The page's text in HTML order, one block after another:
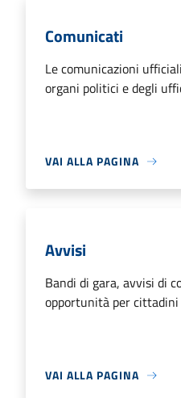
Comunicati
Le comunicazioni
organi politici e degli
VAI ALLA PAGINA
Avvisi
Bandi di gara, avvisi di
opportunità per cittadini
VAI ALLA PAGINA